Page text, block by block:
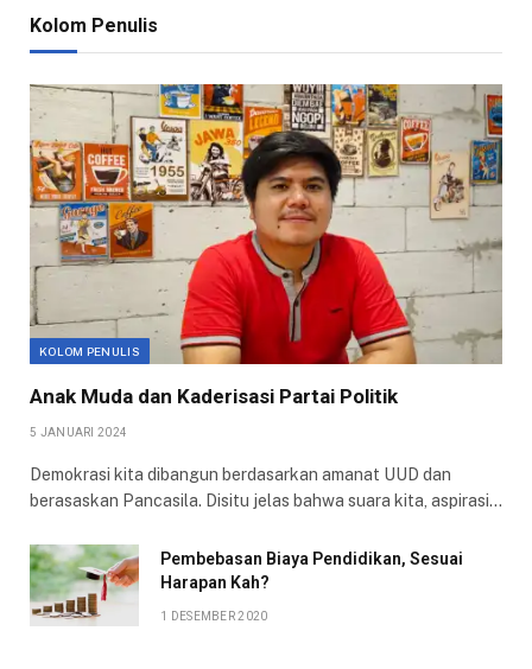
Kolom Penulis
KOLOM PENULIS
Anak Muda dan Kaderisasi Partai Politik
5 JANUARI 2024
Demokrasi kita dibangun berdasarkan amanat UUD dan
berasaskan Pancasila. Disitu jelas bahwa suara kita, aspirasi…
Pembebasan Biaya Pendidikan, Sesuai
Harapan Kah?
1 DESEMBER 2020